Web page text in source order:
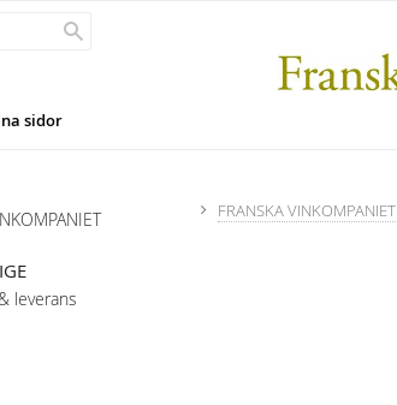
sidor
FRANSKA VINKOMPANIET
leverans